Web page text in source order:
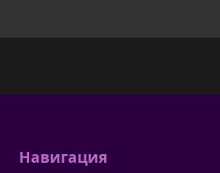
Навигация